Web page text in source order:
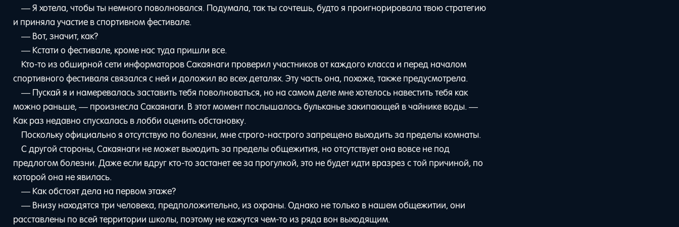
— Я хотела, чтобы ты немного поволновался. Подумала, так ты сочтешь, будто я проигнорировала твою стратегию
и приняла участие в спортивном фестивале.
— Вот, значит, как?
— Кстати о фестивале, кроме нас туда пришли все.
Кто-то из обширной сети информаторов Сакаянаги проверил участников от каждого класса и перед началом
спортивного фестиваля связался с ней и доложил во всех деталях. Эту часть она, похоже, также предусмотрела.
— Пускай я и намеревалась заставить тебя поволноваться, но на самом деле мне хотелось навестить тебя как
можно раньше, — произнесла Сакаянаги. В этот момент послышалось бульканье закипающей в чайнике воды. —
Как раз недавно спускалась в лобби оценить обстановку.
Поскольку официально я отсутствую по болезни, мне строго-настрого запрещено выходить за пределы комнаты.
С другой стороны, Сакаянаги не может выходить за пределы общежития, но отсутствует она вовсе не под
предлогом болезни. Даже если вдруг кто-то застанет ее за прогулкой, это не будет идти вразрез с той причиной, по
которой она не явилась.
— Как обстоят дела на первом этаже?
— Внизу находятся три человека, предположительно, из охраны. Однако не только в нашем общежитии, они
расставлены по всей территории школы, поэтому не кажутся чем-то из ряда вон выходящим.